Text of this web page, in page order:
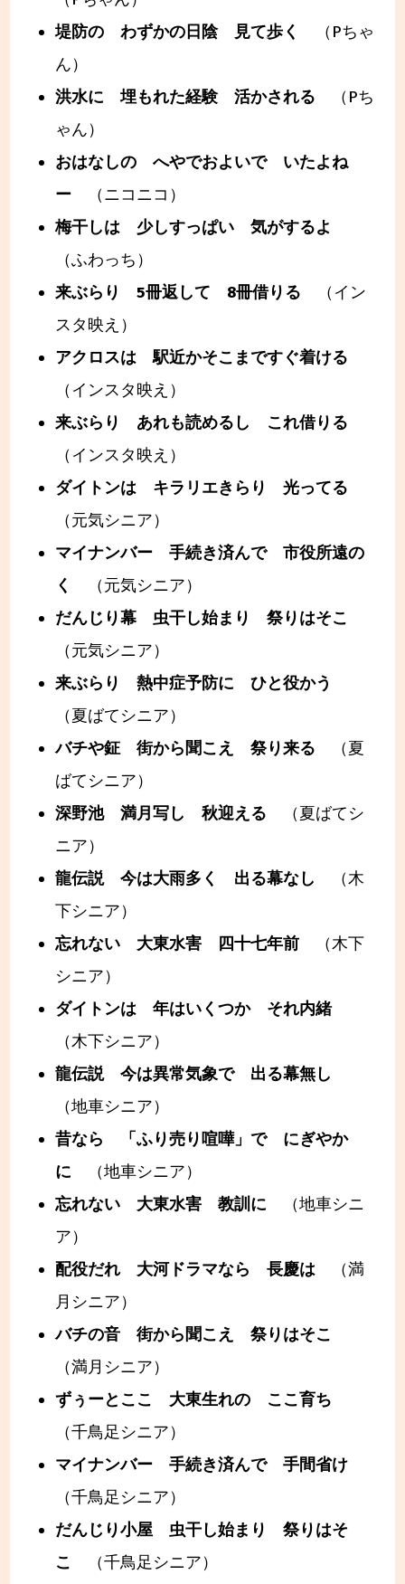
堤防の わずかの日陰 見て歩く
（Pちゃ
ん）
洪水に 埋もれた経験 活かされる （Pち
ゃん）
おはなしの へやでおよいで いたよね
ー（ニコニコ）
梅干しは 少しすっぱい 気がするよ
（ふわっち）
来ぶらり 5冊返して 8冊借りる （イン
スタ映え）
アクロスは 駅近かそこまですぐ着ける
（インスタ映え）
来ぶらり あれも読めるし これ借りる
（インスタ映え）
ダイトンは キラリエきらり 光ってる
（元気シニア）
マイナンバー 手続き済んで 市役所遠の
く
（元気シニア）
だんじり幕 虫干し始まり 祭りはそこ
（元気シニア）
来ぶらり 熱中症予防に ひと役かう
（夏ばてシニア）
バチや鉦 街から聞こえ 祭り来る （夏
ばてシニア）
深野池 満月写し 秋迎える （夏ばてシ
ニア）
龍伝説 今は大雨多く 出る幕なし （木
下シニア）
忘れない 大東水害 四十七年前（木下
シニア）
ダイトンは 年はいくつか それ内緒
（木下シニア）
龍伝説 今は異常気象で 出る幕無し
（地車シニア）
昔なら 「ふり売り喧嘩」で にぎやか
に （地車シニア）
忘れない 大東水害 教訓に （地車シニ
ア）
配役だれ 大河ドラマなら 長慶は（満
月シニア）
バチの音 街から聞こえ 祭りはそこ
（満月シニア）
ずぅーとここ 大東生れの ここ育ち
（千鳥足シニア）
マイナンバー 手続き済んで 手間省け
（千鳥足シニア）
だんじり小屋 虫干し始まり 祭りはそ
こ （千鳥足シニア）